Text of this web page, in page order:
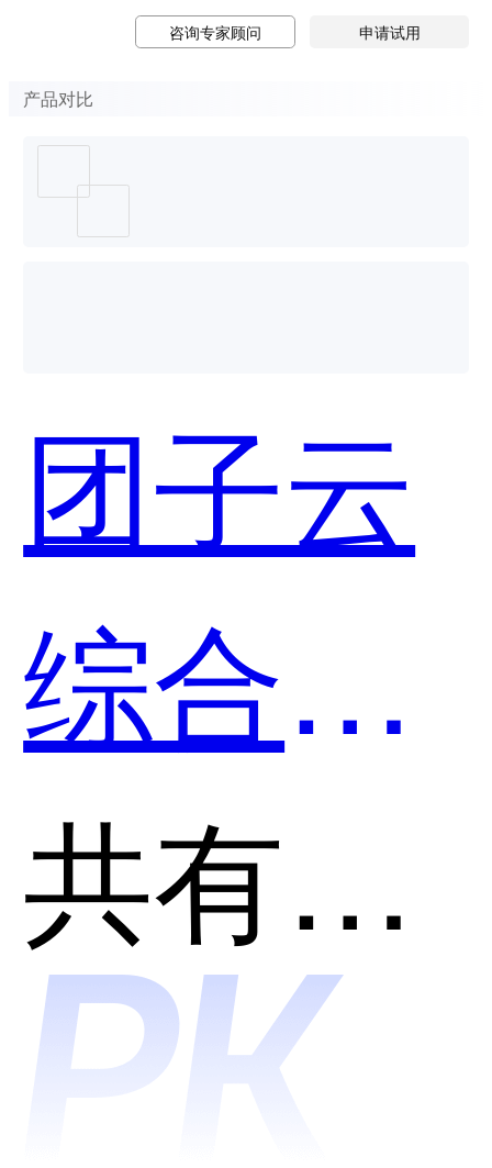
咨询专家顾问 申请试用
产品对比
团子云
综合出
行平台
和眼控
共有分类：交通运输